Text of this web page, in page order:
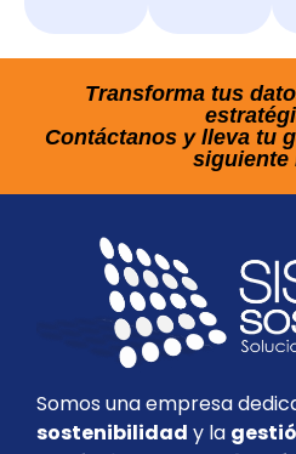
Transforma tus
Contáctanos y lleva tu
siguiente
Somos una empresa
sostenibilidad y la